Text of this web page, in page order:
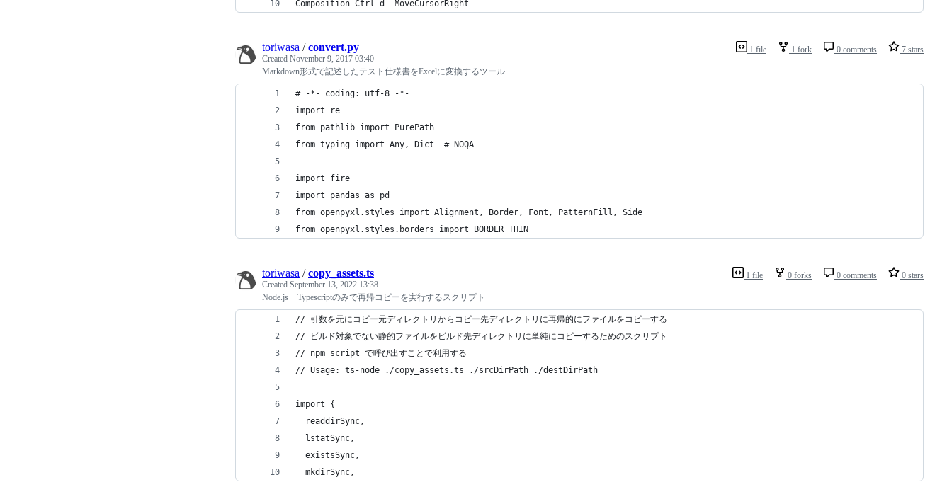
Composition	Ctrl d	MoveCursorRight
1 file 1 fork 0 comments 7 stars
toriwasa /convert.py
Created November 9, 2017 03:40
Markdown形式で記述したテスト仕様書をExcelに変換するツール
# -*- coding: utf-8 -*-
import re
from pathlib import PurePath
from typing import Any, Dict  # NOQA
import fire
import pandas as pd
from openpyxl.styles import Alignment, Border, Font, PatternFill, Side
from openpyxl.styles.borders import BORDER_THIN
1 file 0 forks 0 comments 0 stars
toriwasa /copy_assets.ts
Created September 13, 2022 13:38
Node.js + Typescriptのみで再帰コピーを実行するスクリプト
// 引数を元にコピー元ディレクトリからコピー先ディレクトリに再帰的にファイルをコピーする
// ビルド対象でない静的ファイルをビルド先ディレクトリに単純にコピーするためのスクリプト
// npm script で呼び出すことで利用する
// Usage: ts-node ./copy_assets.ts ./srcDirPath ./destDirPath
import {
  readdirSync,
  lstatSync,
  existsSync,
  mkdirSync,